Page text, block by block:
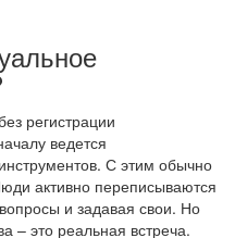
регистрации
ведется
С этим обычно
активно переписываются
и задавая свои. Но
– это реальная встреча.